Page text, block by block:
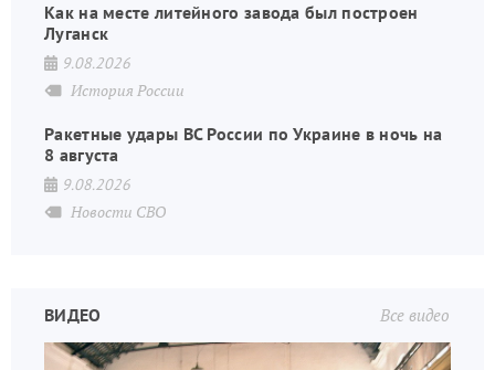
Как на месте литейного завода был построен
Луганск
9.08.2026
История России
Ракетные удары ВС России по Украине в ночь на
8 августа
9.08.2026
Новости СВО
Все видео
ВИДЕО